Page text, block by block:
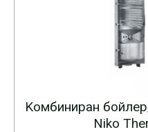
Kомбиниран
Niko